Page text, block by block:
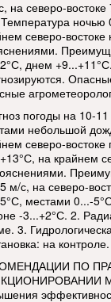
на северо-
северо-
днем
погоды на 10-
небольшой
северо-
на крайнем
м/с, на северо-
местами 0...-
-3...+2°С. 2.
3.
на
ПО